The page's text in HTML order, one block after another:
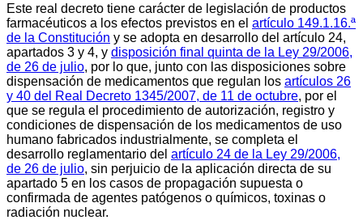
Este real decreto tiene carácter de legislación de productos
farmacéuticos a los efectos previstos en el artículo 149.1.16.ª
de la Constitución y se adopta en desarrollo del artículo 24,
apartados 3 y 4, y disposición final quinta de la Ley 29/2006,
de 26 de julio, por lo que, junto con las disposiciones sobre
dispensación de medicamentos que regulan los artículos 26
y 40 del Real Decreto 1345/2007, de 11 de octubre, por el
que se regula el procedimiento de autorización, registro y
condiciones de dispensación de los medicamentos de uso
humano fabricados industrialmente, se completa el
desarrollo reglamentario del artículo 24 de la Ley 29/2006,
de 26 de julio, sin perjuicio de la aplicación directa de su
apartado 5 en los casos de propagación supuesta o
confirmada de agentes patógenos o químicos, toxinas o
radiación nuclear.